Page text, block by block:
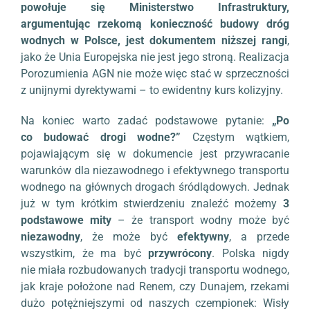
powołuje się Ministerstwo Infrastruktury,
argumentując rzekomą konieczność budowy dróg
wodnych w Polsce, jest dokumentem niższej rangi,
jako że Unia Europejska nie jest jego stroną. Realizacja
Porozumienia AGN nie może więc stać w sprzeczności
z unijnymi dyrektywami – to ewidentny kurs kolizyjny.
Na koniec warto zadać podstawowe pytanie: „Po
co budować drogi wodne?” Częstym wątkiem,
pojawiającym się w dokumencie jest przywracanie
warunków dla niezawodnego i efektywnego transportu
wodnego na głównych drogach śródlądowych. Jednak
już w tym krótkim stwierdzeniu znaleźć możemy 3
podstawowe mity – że transport wodny może być
niezawodny, że może być efektywny, a przede
wszystkim, że ma być przywrócony. Polska nigdy
nie miała rozbudowanych tradycji transportu wodnego,
jak kraje położone nad Renem, czy Dunajem, rzekami
dużo potężniejszymi od naszych czempionek: Wisły